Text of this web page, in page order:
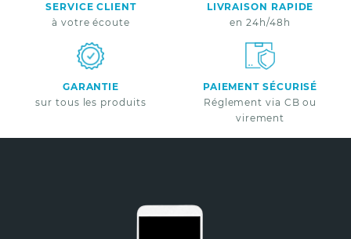
SERVICE CLIENT
à votre écoute
LIVRAISON RAPIDE
en 24h/48h
GARANTIE
sur tous les produits
PAIEMENT SÉCURISÉ
Réglement via CB ou
virement